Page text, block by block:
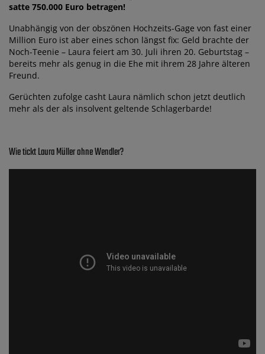
satte 750.000 Euro betragen!
Unabhängig von der obszönen Hochzeits-Gage von fast einer
Million Euro ist aber eines schon längst fix: Geld brachte der
Noch-Teenie – Laura feiert am 30. Juli ihren 20. Geburtstag –
bereits mehr als genug in die Ehe mit ihrem 28 Jahre älteren
Freund.
Gerüchten zufolge casht Laura nämlich schon jetzt deutlich
mehr als der als insolvent geltende Schlagerbarde!
Wie tickt Laura Müller ohne Wendler?